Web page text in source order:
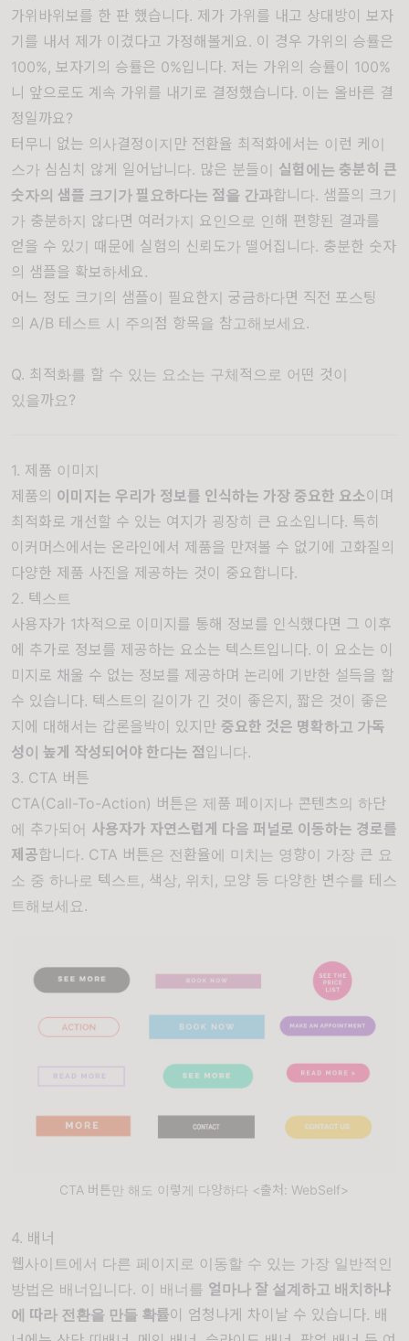
가위바위보를 한 판 했습니다. 제가 가위를 내고 상대방이 보자
기를 내서 제가 이겼다고 가정해볼게요. 이 경우 가위의 승률은
100%, 보자기의 승률은 0%입니다. 저는 가위의 승률이 100%
니 앞으로도 계속 가위를 내기로 결정했습니다. 이는 올바른 결
정일까요?
터무니 없는 의사결정이지만 전환율 최적화에서는 이런 케이
스가 심심치 않게 일어납니다. 많은 분들이 실험에는 충분히 큰
숫자의 샘플 크기가 필요하다는 점을 간과합니다. 샘플의 크기
가 충분하지 않다면 여러가지 요인으로 인해 편향된 결과를
얻을 수 있기 때문에 실험의 신뢰도가 떨어집니다. 충분한 숫자
의 샘플을 확보하세요.
어느 정도 크기의 샘플이 필요한지 궁금하다면 직전 포스팅
의 A/B 테스트 시 주의점 항목을 참고해보세요.
Q. 최적화를 할 수 있는 요소는 구체적으로 어떤 것이
있을까요?
1. 제품 이미지
제품의 이미지는 우리가 정보를 인식하는 가장 중요한 요소이며
최적화로 개선할 수 있는 여지가 굉장히 큰 요소입니다. 특히
이커머스에서는 온라인에서 제품을 만져볼 수 없기에 고화질의
다양한 제품 사진을 제공하는 것이 중요합니다.
2. 텍스트
사용자가 1차적으로 이미지를 통해 정보를 인식했다면 그 이후
에 추가로 정보를 제공하는 요소는 텍스트입니다. 이 요소는 이
미지로 채울 수 없는 정보를 제공하며 논리에 기반한 설득을 할
수 있습니다. 텍스트의 길이가 긴 것이 좋은지, 짧은 것이 좋은
지에 대해서는 갑론을박이 있지만 중요한 것은 명확하고 가독
성이 높게 작성되어야 한다는 점입니다.
3. CTA 버튼
CTA(Call-To-Action) 버튼은 제품 페이지나 콘텐츠의 하단
에 추가되어 사용자가 자연스럽게 다음 퍼널로 이동하는 경로를
제공합니다. CTA 버튼은 전환율에 미치는 영향이 가장 큰 요
소 중 하나로 텍스트, 색상, 위치, 모양 등 다양한 변수를 테스
트해보세요.
CTA 버튼만 해도 이렇게 다양하다 <출처: WebSelf>
4. 배너
웹사이트에서 다른 페이지로 이동할 수 있는 가장 일반적인
방법은 배너입니다. 이 배너를 얼마나 잘 설계하고 배치하냐
에 따라 전환을 만들 확률이 엄청나게 차이날 수 있습니다. 배